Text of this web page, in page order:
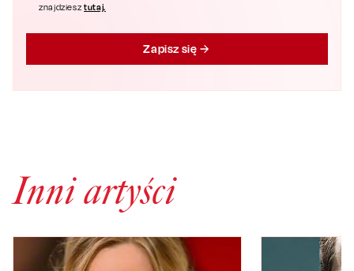
znajdziesztutaj.
Zapisz się
Inni artyści